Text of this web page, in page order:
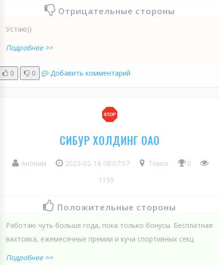
Отрицательные стороны
Устаю))
Подробнее >>
0 0 Добавить комментарий
СИБУР ХОЛДИНГ ОАО
Аноним 2023-02-16 08:07:57 Томск
0
1159
Положительные стороны
Работаю чуть больше года, пока только бонусы. Бесплатная
вахтовка, ежемесячные премии и куча спортивных секц
Подробнее >>